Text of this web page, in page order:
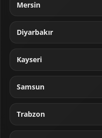
Mersin
Diyarbakır
Kayseri
Samsun
Trabzon